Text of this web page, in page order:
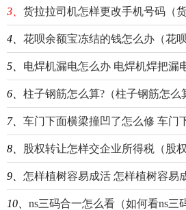
3、 货拉拉司机怎样更改手机号码（货拉
4、 花呗余额宝冻结的钱怎么办（花呗余
5、 电焊机漏电怎么办 电焊机焊把漏
6、 柱子钢筋怎么算?（柱子钢筋怎么
7、 车门下面横梁撞凹了怎么修 车门
8、 股权转让怎样交企业所得税（股权转让怎
9、 怎样植树容易成活 怎样植树容易
10、 ns三码合一怎么看（如何看ns三